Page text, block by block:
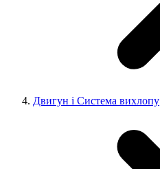
Двигун і Система вихлопу